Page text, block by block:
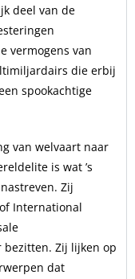
deel van de
vermogens van
die erbij
spookachtige
van welvaart naar
is wat ’s
Zij
International
bezitten. Zij lijken op
dat